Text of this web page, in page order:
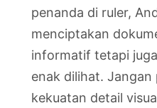
penanda di ruler,
menciptakan
informatif tetapi
enak dilihat.
kekuatan detail